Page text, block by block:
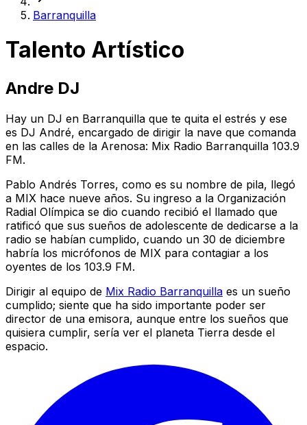
Barranquilla
Talento Artístico
Andre DJ
Hay un DJ en Barranquilla que te quita el estrés y ese
es DJ André, encargado de dirigir la nave que comanda
en las calles de la Arenosa: Mix Radio Barranquilla 103.9
FM.
Pablo Andrés Torres, como es su nombre de pila, llegó
a MIX hace nueve años. Su ingreso a la Organización
Radial Olímpica se dio cuando recibió el llamado que
ratificó que sus sueños de adolescente de dedicarse a la
radio se habían cumplido, cuando un 30 de diciembre
habría los micrófonos de MIX para contagiar a los
oyentes de los 103.9 FM.
Dirigir al equipo de Mix Radio Barranquilla es un sueño
cumplido; siente que ha sido importante poder ser
director de una emisora, aunque entre los sueños que
quisiera cumplir, sería ver el planeta Tierra desde el
espacio.